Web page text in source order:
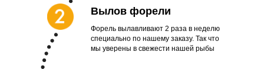
Вылов форели
Форель вылавливают 2 раза в неделю
специально по нашему заказу. Так что
мы уверены в свежести нашей рыбы